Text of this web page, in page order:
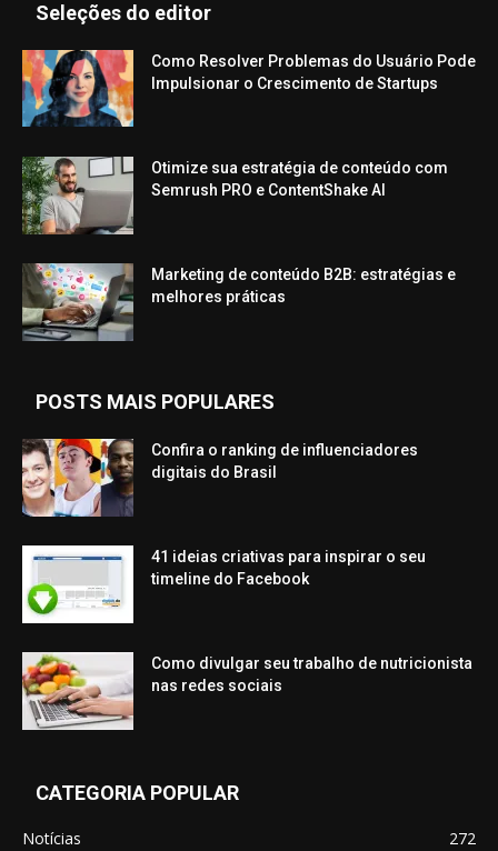
Seleções do editor
Como Resolver Problemas do Usuário Pode
Impulsionar o Crescimento de Startups
Otimize sua estratégia de conteúdo com
Semrush PRO e ContentShake AI
Marketing de conteúdo B2B: estratégias e
melhores práticas
POSTS MAIS POPULARES
Confira o ranking de influenciadores
digitais do Brasil
41 ideias criativas para inspirar o seu
timeline do Facebook
Como divulgar seu trabalho de nutricionista
nas redes sociais
CATEGORIA POPULAR
Notícias
272